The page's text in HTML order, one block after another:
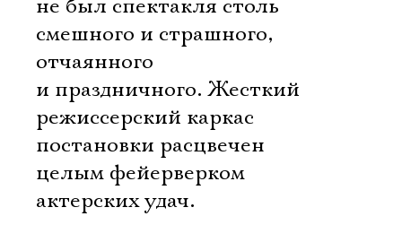
не был спектакля столь
смешного и страшного,
отчаянного
и праздничного. Жесткий
режиссерский каркас
постановки расцвечен
целым фейерверком
актерских удач.